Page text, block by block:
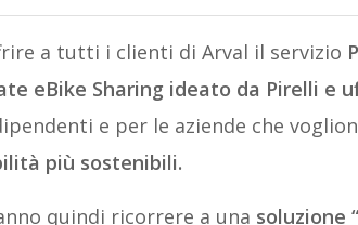
a tutti i clienti di Arval il servizio
eBike Sharing ideato da Pirelli e
e per le aziende che
più sostenibili.
quindi ricorrere a una soluzione